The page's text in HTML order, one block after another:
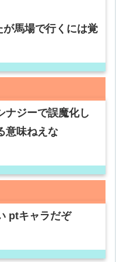
馬場で行くには覚
ナジーで誤魔化し
意味ねえな
ptキャラだぞ